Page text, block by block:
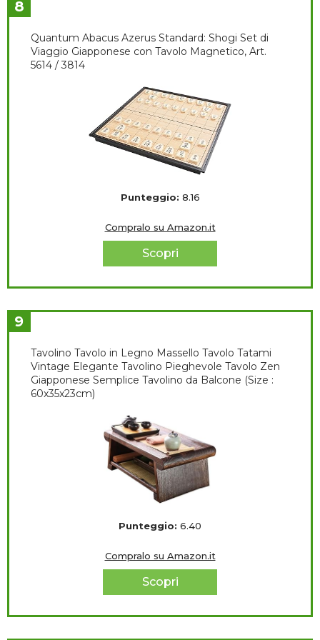
8
Quantum Abacus Azerus Standard: Shogi Set di
Viaggio Giapponese con Tavolo Magnetico, Art.
5614 / 3814
Punteggio: 8.16
Compralo su Amazon.it
Scopri
9
Tavolino Tavolo in Legno Massello Tavolo Tatami
Vintage Elegante Tavolino Pieghevole Tavolo Zen
Giapponese Semplice Tavolino da Balcone (Size :
60x35x23cm)
Punteggio: 6.40
Compralo su Amazon.it
Scopri